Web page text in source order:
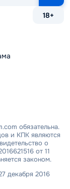
18+
обязательна.
и КПК являются
о
от 11
законом.
декабря 2016